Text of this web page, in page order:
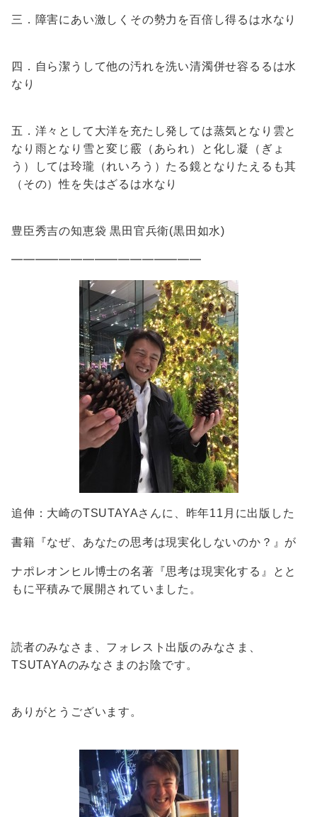
三．障害にあい激しくその勢力を百倍し得るは水なり
四．自ら潔うして他の汚れを洗い清濁併せ容るるは水
なり
五．洋々として大洋を充たし発しては蒸気となり雲と
なり雨となり雪と変じ霰（あられ）と化し凝（ぎょ
う）しては玲瓏（れいろう）たる鏡となりたえるも其
（その）性を失はざるは水なり
豊臣秀吉の知恵袋 黒田官兵衛(黒田如水)
━━━━━━━━━━━━━━━━
追伸：大崎のTSUTAYAさんに、昨年11月に出版した
書籍『なぜ、あなたの思考は現実化しないのか？』が
ナポレオンヒル博士の名著『思考は現実化する』とと
もに平積みで展開されていました。
読者のみなさま、フォレスト出版のみなさま、
TSUTAYAのみなさまのお陰です。
ありがとうございます。